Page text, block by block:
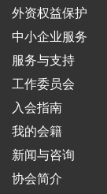
外资权益保护
中小企业服务
服务与支持
工作委员会
入会指南
我的会籍
新闻与咨询
协会简介